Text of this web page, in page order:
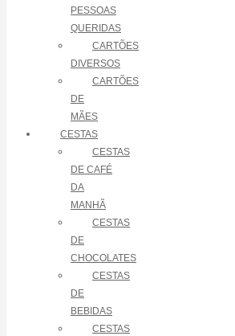
PESSOAS
QUERIDAS
CARTÕES
DIVERSOS
CARTÕES
DE
MÃES
CESTAS
CESTAS
DE CAFÉ
DA
MANHÃ
CESTAS
DE
CHOCOLATES
CESTAS
DE
BEBIDAS
CESTAS